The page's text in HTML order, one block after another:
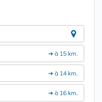
➔ à 15 km.
➔ à 14 km.
➔ à 16 km.